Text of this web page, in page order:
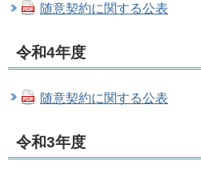
随意契約に関する公表
令和4年度
随意契約に関する公表
令和3年度